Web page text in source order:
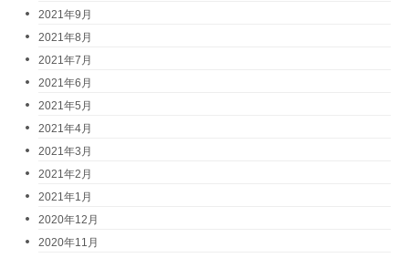
2021年9月
2021年8月
2021年7月
2021年6月
2021年5月
2021年4月
2021年3月
2021年2月
2021年1月
2020年12月
2020年11月